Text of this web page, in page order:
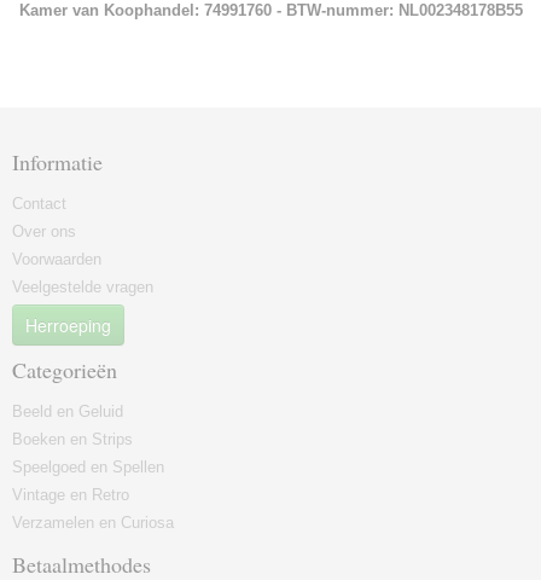
Kamer van Koophandel: 74991760 - BTW-nummer: NL002348178B55
Informatie
Contact
Over ons
Voorwaarden
Veelgestelde vragen
Herroeping
Categorieën
Beeld en Geluid
Boeken en Strips
Speelgoed en Spellen
Vintage en Retro
Verzamelen en Curiosa
Betaalmethodes